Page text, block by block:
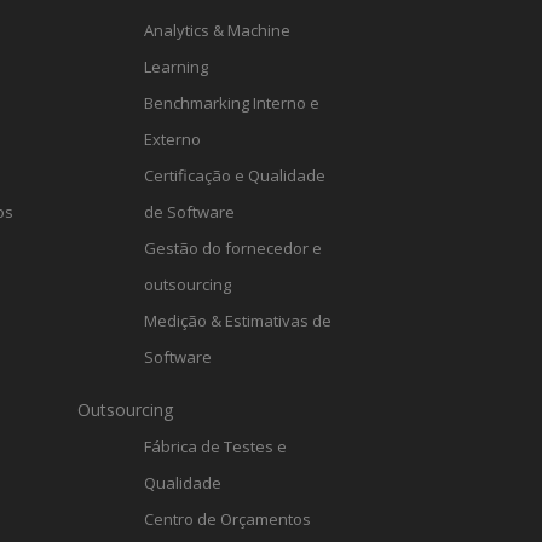
Analytics & Machine
Learning
Benchmarking Interno e
Externo
Certificação e Qualidade
de Software
Gestão do fornecedor e
outsourcing
Medição & Estimativas de
Software
Outsourcing
Fábrica de Testes e
Qualidade
Centro de Orçamentos